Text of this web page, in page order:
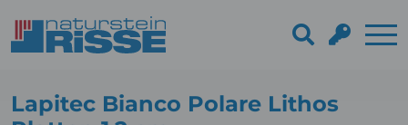
Lapitec Bianco Polare Lithos